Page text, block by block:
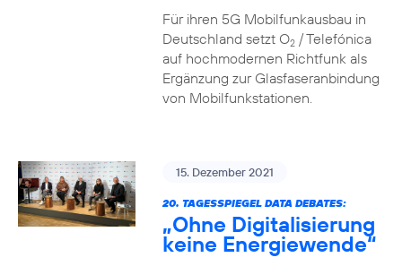
Für ihren 5G Mobilfunkausbau in
Deutschland setzt O2/ Telefónica
auf hochmodernen Richtfunk als
Ergänzung zur Glasfaseranbindung
von Mobilfunkstationen.
15. Dezember 2021
20. TAGESSPIEGEL DATA DEBATES:
„Ohne Digitalisierung
keine Energiewende“